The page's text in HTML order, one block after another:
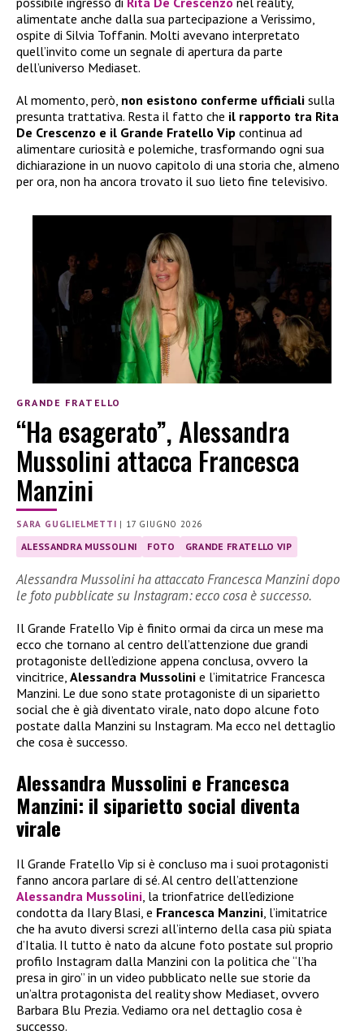
alimentate anche dalla sua partecipazione a Verissimo,
ospite di Silvia Toffanin. Molti avevano interpretato
quell’invito come un segnale di apertura da parte
dell’universo Mediaset.
Al momento, però, non esistono conferme ufficiali sulla
presunta trattativa. Resta il fatto che il rapporto tra Rita
De Crescenzo e il Grande Fratello Vip continua ad
alimentare curiosità e polemiche, trasformando ogni sua
dichiarazione in un nuovo capitolo di una storia che, almeno
per ora, non ha ancora trovato il suo lieto fine televisivo.
GRANDE FRATELLO
“Ha esagerato”, Alessandra
Mussolini attacca Francesca
Manzini
SARA GUGLIELMETTI | 17 GIUGNO 2026
ALESSANDRA MUSSOLINI FOTO GRANDE FRATELLO VIP
Alessandra Mussolini ha attaccato Francesca Manzini dopo
le foto pubblicate su Instagram: ecco cosa è successo.
Il Grande Fratello Vip è finito ormai da circa un mese ma
ecco che tornano al centro dell’attenzione due grandi
protagoniste dell’edizione appena conclusa, ovvero la
vincitrice, Alessandra Mussolini e l’imitatrice Francesca
Manzini. Le due sono state protagoniste di un siparietto
social che è già diventato virale, nato dopo alcune foto
postate dalla Manzini su Instagram. Ma ecco nel dettaglio
che cosa è successo.
Alessandra Mussolini e Francesca
Manzini: il siparietto social diventa
virale
Il Grande Fratello Vip si è concluso ma i suoi protagonisti
fanno ancora parlare di sé. Al centro dell’attenzione
Alessandra Mussolini , la trionfatrice dell’edizione
condotta da Ilary Blasi, e Francesca Manzini , l’imitatrice
che ha avuto diversi screzi all’interno della casa più spiata
d’Italia. Il tutto è nato da alcune foto postate sul proprio
profilo Instagram dalla Manzini con la politica che “l’ha
presa in giro” in un video pubblicato nelle sue storie da
un’altra protagonista del reality show Mediaset, ovvero
Barbara Blu Prezia. Vediamo ora nel dettaglio cosa è
successo.